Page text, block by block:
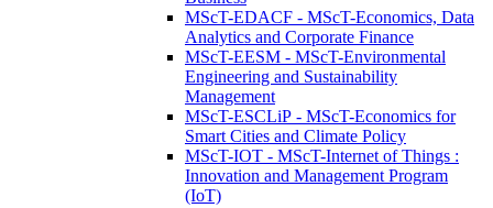
MScT-EDACF - MScT-Economics, Data
Analytics and Corporate Finance
MScT-EESM - MScT-Environmental
Engineering and Sustainability
Management
MScT-ESCLiP - MScT-Economics for
Smart Cities and Climate Policy
MScT-IOT - MScT-Internet of Things :
Innovation and Management Program
(IoT)